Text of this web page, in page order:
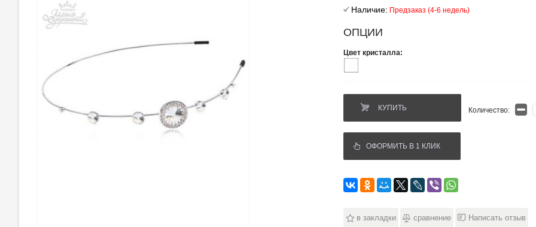
Наличие: Предзаказ (4-6 недель)
ОПЦИИ
Цвет кристалла:
КУПИТЬ Количество:
ОФОРМИТЬ В 1 КЛИК
в закладки сравнение Написать отзыв